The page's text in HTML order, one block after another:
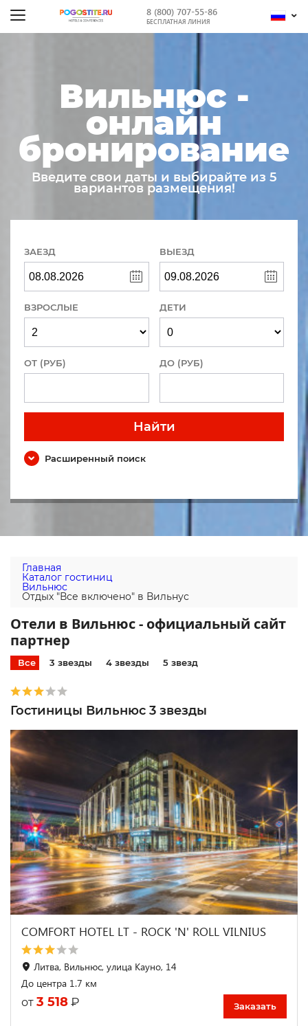
8 (800) 707-55-86
БЕСПЛАТНАЯ ЛИНИЯ
Вильнюс -
онлайн
бронирование
Введите свои даты и выбирайте из 5
вариантов размещения!
ЗАЕЗД ВЫЕЗД
ВЗРОСЛЫЕ ДЕТИ
ОТ (РУБ) ДО (РУБ)
Найти
Расширенный поиск
Главная
Каталог гостиниц
Вильнюс
Отдых "Все включено" в Вильнус
Отели в Вильнюс - официальный сайт
партнер
Все 3 звезды 4 звезды 5 звезд
Гостиницы Вильнюс 3 звезды
COMFORT HOTEL LT - ROCK 'N' ROLL VILNIUS
Литва, Вильнюс, улица Кауно, 14
До центра 1.7 км
от 3 518 ₽ Заказать